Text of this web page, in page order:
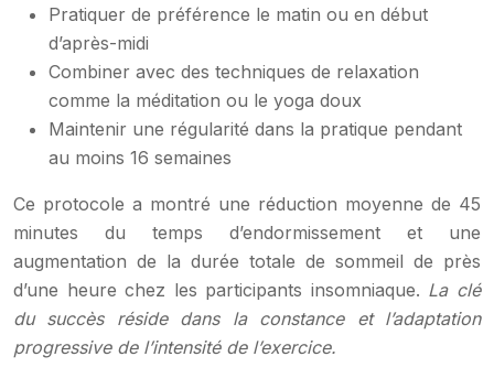
Pratiquer de préférence le matin ou en début
d’après-midi
Combiner avec des techniques de relaxation
comme la méditation ou le yoga doux
Maintenir une régularité dans la pratique pendant
au moins 16 semaines
Ce protocole a montré une réduction moyenne de 45
minutes du temps d’endormissement et une
augmentation de la durée totale de sommeil de près
d’une heure chez les participants insomniaque. La clé
du succès réside dans la constance et l’adaptation
progressive de l’intensité de l’exercice.